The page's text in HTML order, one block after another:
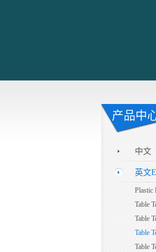
产品中
中文
英文
Plastic
Table
Table
Table
Table